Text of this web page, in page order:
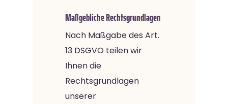
Maßgebliche Rechtsgrundlagen
Nach Maßgabe des Art.
13 DSGVO teilen wir
Ihnen die
Rechtsgrundlagen
unserer